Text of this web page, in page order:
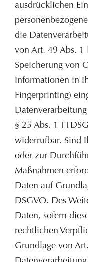
ausdrücklichen
die
von Art. 49 Abs. 1
Speicherung von
Informationen in
Fingerprinting)
§ 25 Abs. 1
widerrufbar. Sind
oder zur
Maßnahmen
Daten auf
DSGVO. Des
Daten, sofern
rechtlichen
Grundlage von